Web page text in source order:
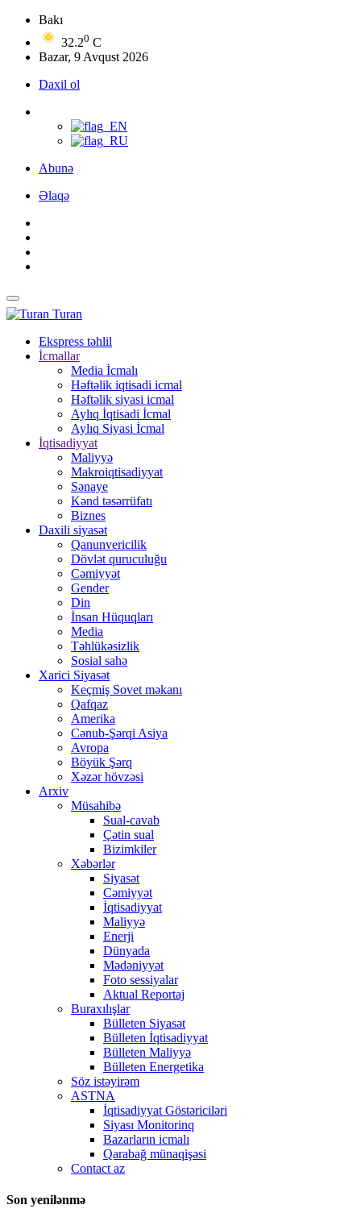
Bakı
32.20 C
Bazar, 9 Avqust 2026
Daxil ol
Abunə
Əlaqə
Turan
Ekspress təhlil
İcmallar
Media İcmalı
Həftəlik iqtisadi icmal
Həftəlik siyasi icmal
Aylıq İqtisadi İcmal
Aylıq Siyasi İcmal
İqtisadiyyat
Maliyyə
Makroiqtisadiyyat
Sənaye
Kənd təsərrüfatı
Biznes
Daxili siyasət
Qanunvericilik
Dövlət quruculuğu
Cəmiyyət
Gender
Din
İnsan Hüquqları
Media
Təhlükəsizlik
Sosial sahə
Xarici Siyasət
Keçmiş Sovet məkanı
Qafqaz
Amerika
Cənub-Şərqi Asiya
Avropa
Böyük Şərq
Xəzər hövzəsi
Arxiv
Müsahibə
Sual-cavab
Çətin sual
Bizimkiler
Xəbərlər
Siyasət
Cəmiyyət
İqtisadiyyat
Maliyyə
Enerji
Dünyada
Mədəniyyət
Foto sessiyalar
Aktual Reportaj
Buraxılışlar
Bülleten Siyasət
Bülleten İqtisadiyyat
Bülleten Maliyyə
Bülleten Energetika
Söz istəyirəm
ASTNA
İqtisadiyyat Göstəriciləri
Siyası Monitorinq
Bazarların icmalı
Qarabağ münaqişəsi
Contact az
Son yenilənmə